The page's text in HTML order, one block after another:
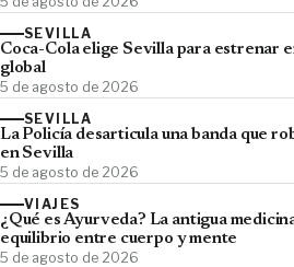
SEVILLA
Coca-Cola elige Sevilla para estrenar
global
5 de agosto de 2026
SEVILLA
La Policía desarticula una banda que
en Sevilla
5 de agosto de 2026
VIAJES
¿Qué es Ayurveda? La antigua
equilibrio entre cuerpo y mente
5 de agosto de 2026